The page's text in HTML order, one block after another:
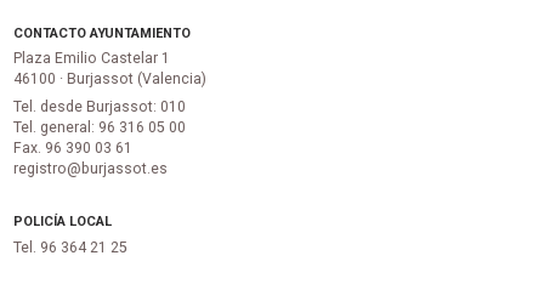
CONTACTO AYUNTAMIENTO
Plaza Emilio Castelar 1
46100 · Burjassot (Valencia)
Tel. desde Burjassot: 010
Tel. general: 96 316 05 00
Fax. 96 390 03 61
registro@burjassot.es
POLICÍA LOCAL
Tel. 96 364 21 25